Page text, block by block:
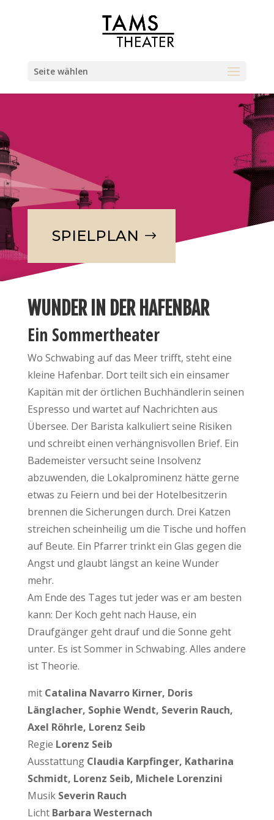
Seite wählen
SPIELPLAN
WUNDER IN DER HAFENBAR
Ein Sommertheater
Wo Schwabing auf das Meer trifft, steht eine
kleine Hafenbar. Dort teilt sich ein einsamer
Kapitän mit der örtlichen Buchhändlerin seinen
Espresso und wartet auf Nachrichten aus
Übersee. Der Barista kalkuliert seine Risiken
und schreibt einen verhängnisvollen Brief. Ein
Bademeister versucht seine Insolvenz
abzuwenden, die Lokalprominenz hätte gerne
etwas zu Feiern und bei der Hotelbesitzerin
brennen die Sicherungen durch. Drei Katzen
streichen scheinheilig um die Tische und hoffen
auf Beute. Ein Pfarrer trinkt ein Glas gegen die
Angst und glaubt längst an keine Wunder
mehr.
Am Ende des Tages tut jeder was er am besten
kann: Der Koch geht nach Hause, ein
Draufgänger geht drauf und die Sonne geht
unter. Es ist Sommer in Schwabing. Alles andere
ist Theorie.
mitCatalina Navarro Kirner, Doris
Länglacher, Sophie Wendt, Severin Rauch,
Axel Röhrle, Lorenz Seib
Regie Lorenz Seib
Ausstattung Claudia Karpfinger, Katharina
Schmidt, Lorenz Seib, Michele Lorenzini
Musik Severin Rauch
LichtBarbara Westernach